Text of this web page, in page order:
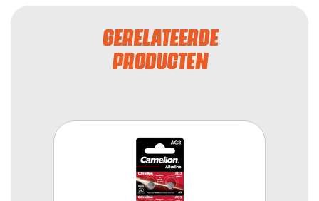
GERELATEERDE
PRODUCTEN